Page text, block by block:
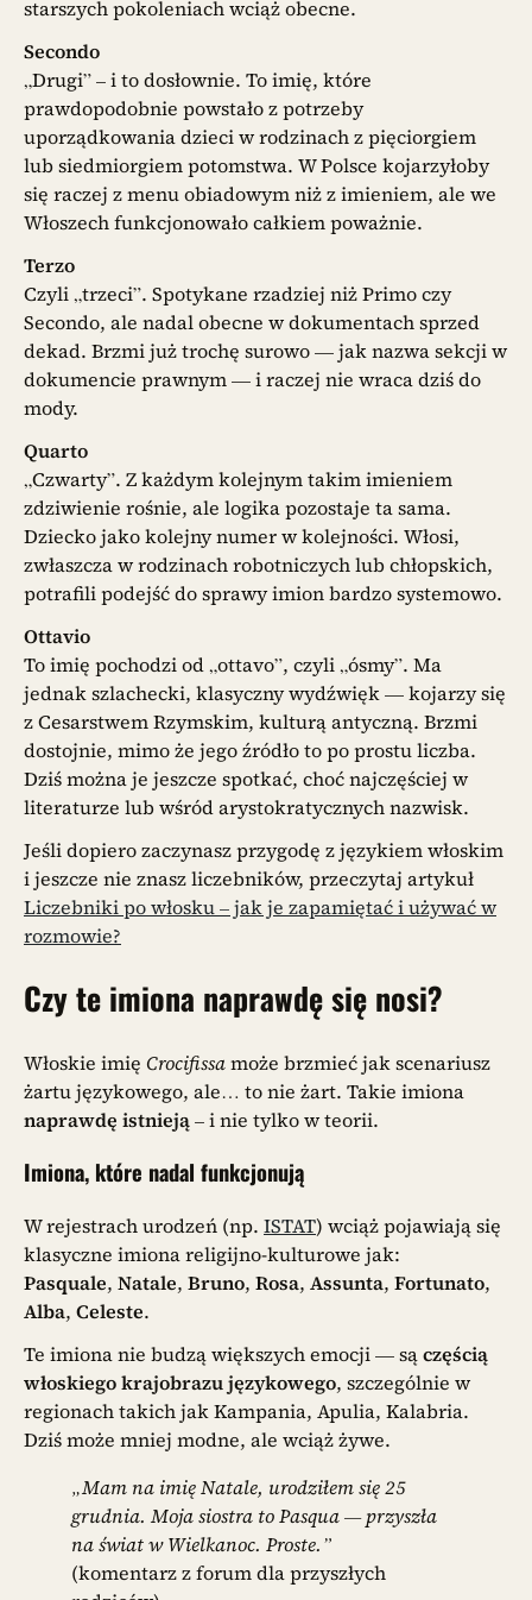
starszych pokoleniach wciąż obecne.
Secondo
„Drugi” – i to dosłownie. To imię, które
prawdopodobnie powstało z potrzeby
uporządkowania dzieci w rodzinach z pięciorgiem
lub siedmiorgiem potomstwa. W Polsce kojarzyłoby
się raczej z menu obiadowym niż z imieniem, ale we
Włoszech funkcjonowało całkiem poważnie.
Terzo
Czyli „trzeci”. Spotykane rzadziej niż Primo czy
Secondo, ale nadal obecne w dokumentach sprzed
dekad. Brzmi już trochę surowo — jak nazwa sekcji w
dokumencie prawnym — i raczej nie wraca dziś do
mody.
Quarto
„Czwarty”. Z każdym kolejnym takim imieniem
zdziwienie rośnie, ale logika pozostaje ta sama.
Dziecko jako kolejny numer w kolejności. Włosi,
zwłaszcza w rodzinach robotniczych lub chłopskich,
potrafili podejść do sprawy imion bardzo systemowo.
Ottavio
To imię pochodzi od „ottavo”, czyli „ósmy”. Ma
jednak szlachecki, klasyczny wydźwięk — kojarzy się
z Cesarstwem Rzymskim, kulturą antyczną. Brzmi
dostojnie, mimo że jego źródło to po prostu liczba.
Dziś można je jeszcze spotkać, choć najczęściej w
literaturze lub wśród arystokratycznych nazwisk.
Jeśli dopiero zaczynasz przygodę z językiem włoskim
i jeszcze nie znasz liczebników, przeczytaj artykuł
Liczebniki po włosku – jak je zapamiętać i używać w
rozmowie?
Czy te imiona naprawdę się nosi?
Włoskie imię Crocifissamoże brzmieć jak scenariusz
żartu językowego, ale… to nie żart. Takie imiona
naprawdę istnieją– i nie tylko w teorii.
Imiona, które nadal funkcjonują
W rejestrach urodzeń (np. ISTAT) wciąż pojawiają się
klasyczne imiona religijno-kulturowe jak:
Pasquale, Natale, Bruno, Rosa, Assunta, Fortunato,
Alba, Celeste.
Te imiona nie budzą większych emocji — sączęścią
włoskiego krajobrazu językowego, szczególnie w
regionach takich jak Kampania, Apulia, Kalabria.
Dziś może mniej modne, ale wciąż żywe.
„Mam na imię Natale, urodziłem się 25
grudnia. Moja siostra to Pasqua — przyszła
na świat w Wielkanoc. Proste.”
(komentarz z forum dla przyszłych